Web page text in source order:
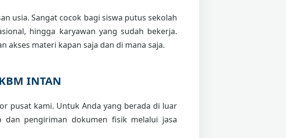
usia. Sangat cocok bagi siswa putus sekolah
hingga karyawan yang sudah bekerja.
akses materi kapan saja dan di mana saja.
INTAN
pusat kami. Untuk Anda yang berada di luar
dan pengiriman dokumen fisik melalui jasa